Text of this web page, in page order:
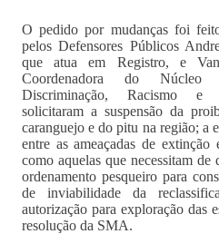
O pedido por mudanças foi
pelos Defensores Públicos
que atua em Registro, e
Coordenadora do
Discriminação, Racismo e
solicitaram a suspensão da
caranguejo e do pitu na região; a
entre as ameaçadas de extinção
como aquelas que necessitam de
ordenamento pesqueiro para
de inviabilidade da
autorização para exploração das
resolução da SMA.